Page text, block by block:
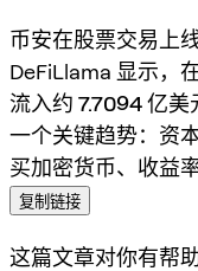
币安在股票交易上
DeFiLlama 显示，
流入约 7.7094 亿美
一个关键趋势： 资
买加密货币、收益
复制链接
这篇文章对你有帮助